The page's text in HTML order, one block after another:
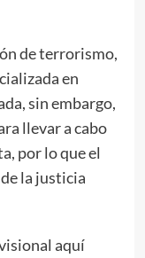
de terrorismo,
en
sin embargo,
llevar a cabo
por lo que el
la justicia
aquí